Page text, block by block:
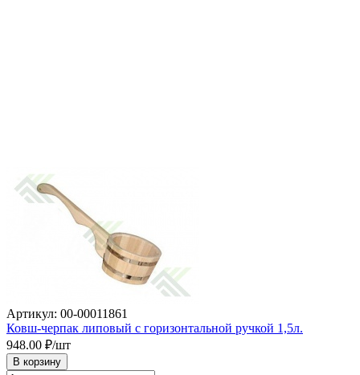
Артикул: 00-00011861
Ковш-черпак липовый с горизонтальной ручкой 1,5л.
948.00 ₽/шт
В корзину